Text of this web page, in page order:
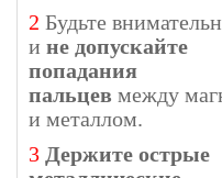
2 Будьте
и не допускайте
попадания
пальцев между
и металлом.
3 Держите острые